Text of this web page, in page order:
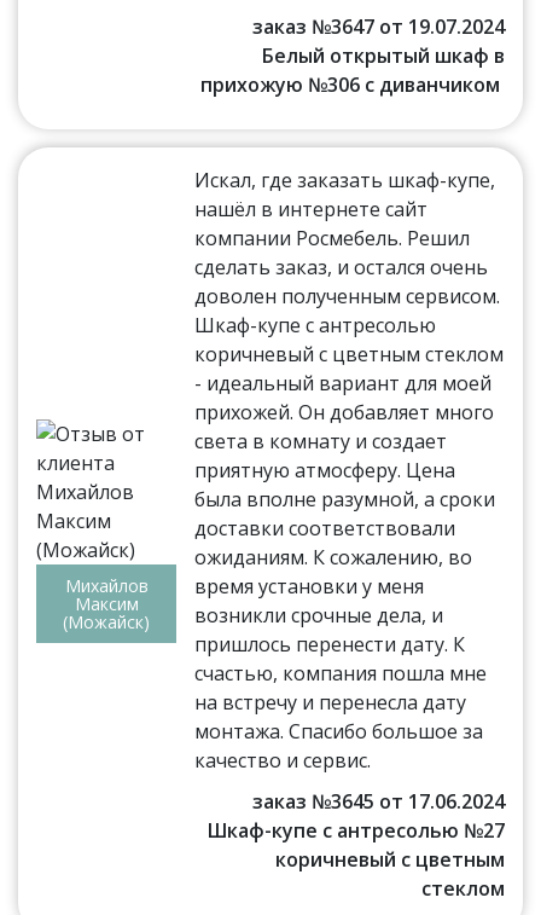
заказ №3647 от 19.07.2024
Белый открытый шкаф в
прихожую №306 с диванчиком
Михайлов
Максим
(Можайск)
Искал, где заказать шкаф-купе,
нашёл в интернете сайт
компании Росмебель. Решил
сделать заказ, и остался очень
доволен полученным сервисом.
Шкаф-купе с антресолью
коричневый с цветным стеклом
- идеальный вариант для моей
прихожей. Он добавляет много
света в комнату и создает
приятную атмосферу. Цена
была вполне разумной, а сроки
доставки соответствовали
ожиданиям. К сожалению, во
время установки у меня
возникли срочные дела, и
пришлось перенести дату. К
счастью, компания пошла мне
на встречу и перенесла дату
монтажа. Спасибо большое за
качество и сервис.
заказ №3645 от 17.06.2024
Шкаф-купе с антресолью №27
коричневый с цветным
стеклом